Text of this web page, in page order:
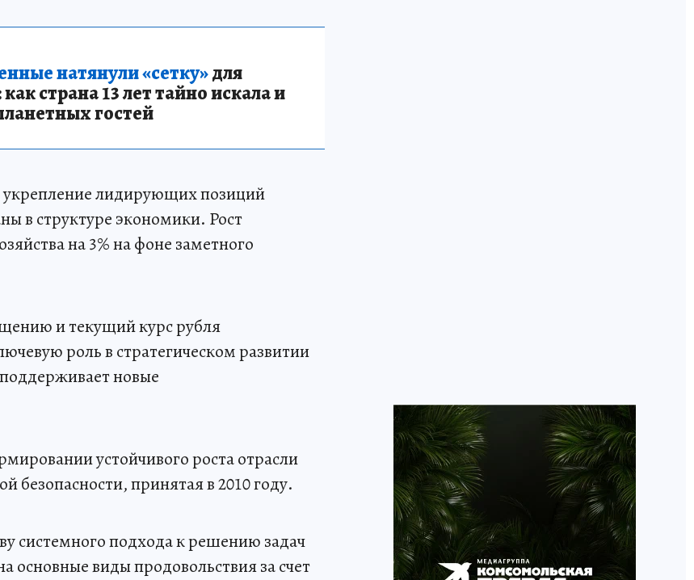
натянули «сетку»для
страна 13 лет тайно искала и
гостей
лидирующих позиций
в структуре экономики. Рост
на 3% на фоне заметного
и текущий курс рубля
роль в стратегическом развитии
новые
устойчивого роста отрасли
безопасности, принятая в 2010 году.
системного подхода к решению задач
основные виды продовольствия за счет